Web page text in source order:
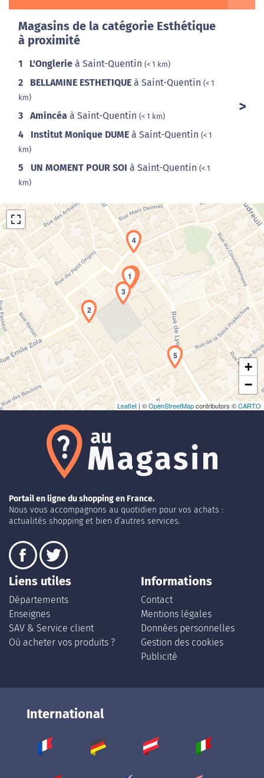
Magasins de la catégorie Esthétique
à proximité
1 L'Onglerie à Saint-Quentin (< 1 km)
2 BELLAMINE ESTHETIQUE à Saint-Quentin (< 1
km)
3 Amincéa à Saint-Quentin (< 1 km)
4 Institut Monique DUME à Saint-Quentin (< 1
km)
5 UN MOMENT POUR SOI à Saint-Quentin (< 1
km)
Chargement de la carte en cours...
1
2
3
4
5
+
−
Leaflet | ©OpenStreetMapcontributors ©CARTO
Portail en ligne du shopping en France.
Nous vous accompagnons au quotidien pour vos achats :
actualités shopping et bien d’autres services.
Liens utiles
Départements
Enseignes
SAV & Service client
Où acheter vos produits ?
Informations
Contact
Mentions légales
Données personnelles
Gestion des cookies
Publicité
International